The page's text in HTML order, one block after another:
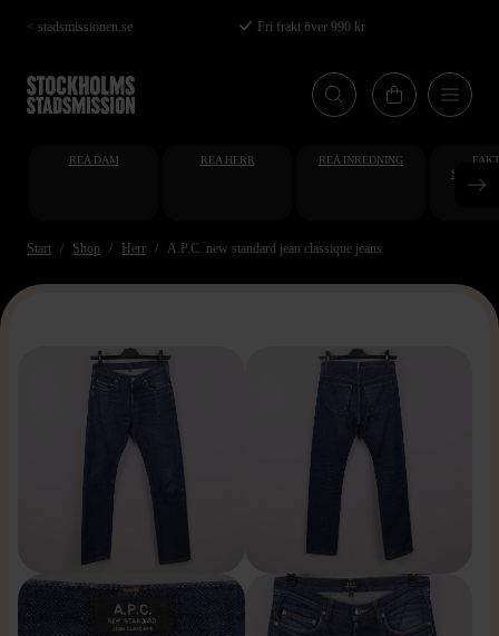
Hoppa
till
huvudinnehåll
< stadsmissionen.se Fri frakt över 990 kr
REA DAM REA HERR REA INREDNING
Start Shop Herr A.P.C. new standard jean classique jeans